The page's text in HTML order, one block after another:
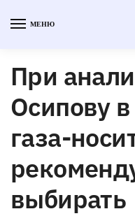
МЕНЮ
При
Осипову
газа-
выбирать